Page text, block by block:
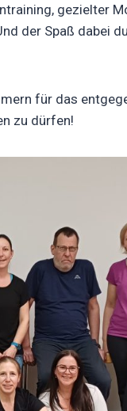
gezielter
der Spaß dabei
für das
zu dürfen!